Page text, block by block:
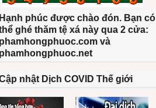
phúc được chào đón. Bạn có
ghé thăm tệ xá này qua 2 cửa:
và
nhật Dịch COVID Thế giới